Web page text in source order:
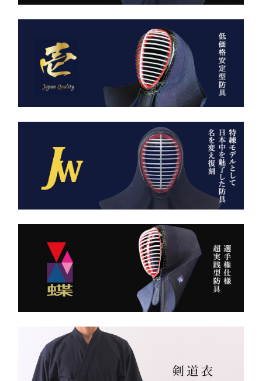
袴、その風合いをぜひご体
感ください。
8800 木綿袴 ―
武州金橋8800 木綿袴
（小島染織工業） × 熊本
日本が誇る伝統織物 武州
金橋（8800番手 木綿生
地） を使用した 本格木綿
生地は明治5年創業の老舗
小島染織工業 による純国
縫製は熊本の熟練縫製工場
で丁寧に仕立てられ、耐
久性と着心地を両立してい
す。
「見た目だけ」では終わら
せない、本物の品質があり
ます。
ただ運ぶための袋ではあり
これは、
強さ・品格・こだわりをま
とうための竹刀袋。
持つだけで気持ちが引き締
道場に入る一歩目から、勝
負のスイッチが入る。
――その一本を、あなたの
手に。